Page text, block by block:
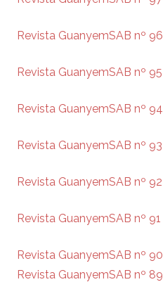
Revista GuanyemSAB nº 96
Revista GuanyemSAB nº 95
Revista GuanyemSAB nº 94
Revista GuanyemSAB nº 93
Revista GuanyemSAB nº 92
Revista GuanyemSAB nº 91
Revista GuanyemSAB nº 90
Revista GuanyemSAB nº 89